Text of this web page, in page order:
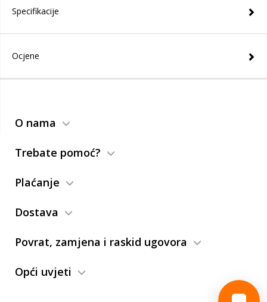
Specifikacije
Ocjene
O nama
Trebate pomoć?
Plaćanje
Dostava
Povrat, zamjena i raskid ugovora
Opći uvjeti